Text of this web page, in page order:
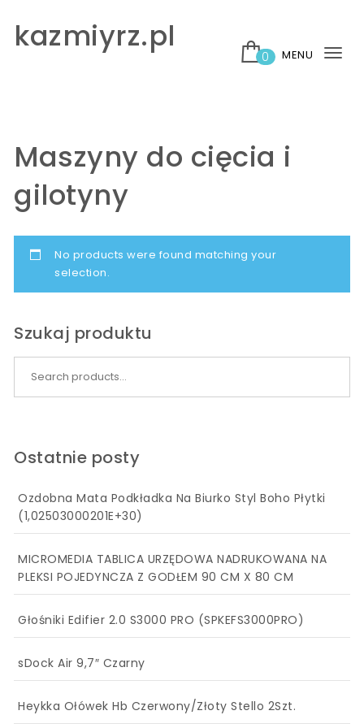
kazmiyrz.pl
0 MENU
Maszyny do cięcia i
gilotyny
No products were found matching your
selection.
Szukaj produktu
Ostatnie posty
Ozdobna Mata Podkładka Na Biurko Styl Boho Płytki
(1,02503000201E+30)
MICROMEDIA TABLICA URZĘDOWA NADRUKOWANA NA
PLEKSI POJEDYNCZA Z GODŁEM 90 CM X 80 CM
Głośniki Edifier 2.0 S3000 PRO (SPKEFS3000PRO)
sDock Air 9,7″ Czarny
Heykka Ołówek Hb Czerwony/Złoty Stello 2Szt.